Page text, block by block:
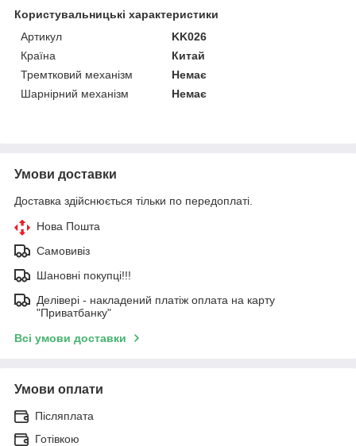
Користувальницькі характеристики
Артикул
KK026
Країна
Китай
Тремтковий механізм
Немає
Шарнірний механізм
Немає
Умови доставки
Доставка здійснюється тільки по передоплаті.
Нова Пошта
Самовивіз
Шановні покупці!!!
Делівері - накладений платіж оплата на карту
"Приватбанку"
Всі умови доставки
Умови оплати
Післяплата
Готівкою